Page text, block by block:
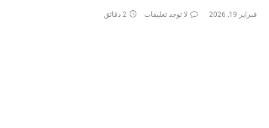
فبراير 19, 2026 لا توجد تعليقات 2 دقائق